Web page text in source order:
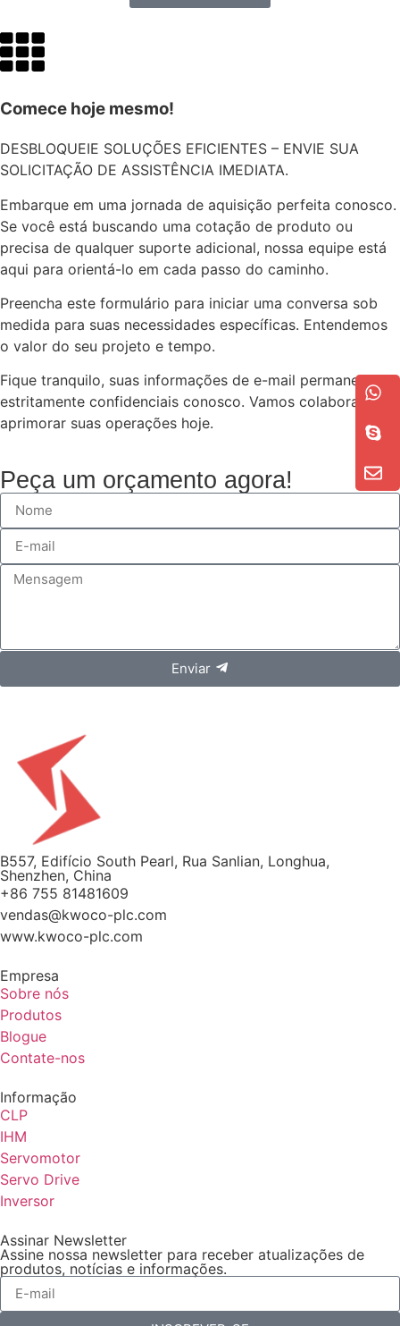
Comece hoje mesmo!
DESBLOQUEIE SOLUÇÕES EFICIENTES – ENVIE SUA
SOLICITAÇÃO DE ASSISTÊNCIA IMEDIATA.
Embarque em uma jornada de aquisição perfeita conosco.
Se você está buscando uma cotação de produto ou
precisa de qualquer suporte adicional, nossa equipe está
aqui para orientá-lo em cada passo do caminho.
Preencha este formulário para iniciar uma conversa sob
medida para suas necessidades específicas. Entendemos
o valor do seu projeto e tempo.
Fique tranquilo, suas informações de e-mail permanecem
estritamente confidenciais conosco. Vamos colaborar para
aprimorar suas operações hoje.
Peça um orçamento agora!
Enviar
B557, Edifício South Pearl, Rua Sanlian, Longhua,
Shenzhen, China
+86 755 81481609
vendas@kwoco-plc.com
www.kwoco-plc.com
Empresa
Sobre nós
Produtos
Blogue
Contate-nos
Informação
CLP
IHM
Servomotor
Servo Drive
Inversor
Assinar Newsletter
Assine nossa newsletter para receber atualizações de
produtos, notícias e informações.